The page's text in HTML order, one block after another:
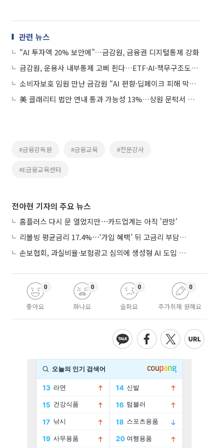
관련 뉴스
“AI 투자액 20% 보안에”…금감원, 금융권 디지털통제 강화
금감원, 운용사 내부통제 고삐 죈다…ETF·AI·책무구조도 점검 당부
소비자보호 임원 만난 금감원 “AI 편향·딥페이크 피해 막아라”
美 클래리티 법안 연내 통과 가능성 13%…상원 문턱서 제동
#금융감독원 #금융교육 #전문강사
#E금융교육센터
전아현 기자의 주요 뉴스
홈플러스 다시 문 열었지만⋯카드업계는 아직 '관망'
리볼빙 평균금리 17.4%⋯‘가입 혜택’ 뒤 고금리 부담 주의
손보협회, 과실비율·보험광고 심의에 생성형 AI 도입 추진
좋아요
0
화나요
0
슬퍼요
0
추가취재 원해요
0